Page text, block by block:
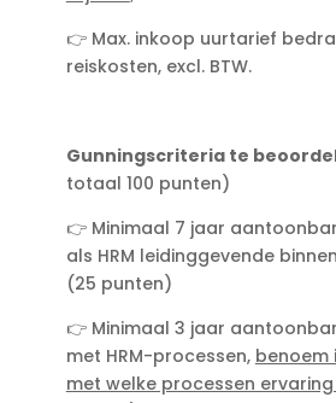
👉 Max. inkoop uurtarief
reiskosten, excl. BTW.
Gunningscriteria te
totaal 100 punten)
👉 Minimaal 7 jaar
als HRM leidinggevende
(25 punten)
👉 Minimaal 3 jaar
met HRM-processen, benoem
met welke processen